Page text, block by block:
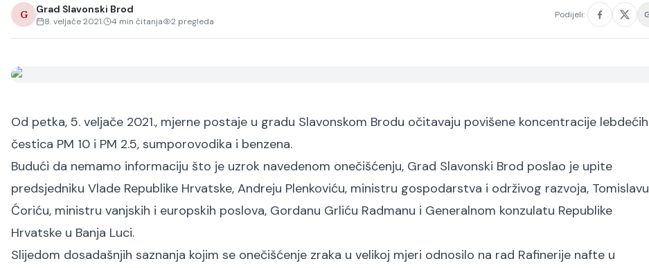
G Grad Slavonski Brod
8. veljače 2021. 4 min čitanja 2 pregleda
Podijeli:
Od petka, 5. veljače 2021., mjerne postaje u gradu Slavonskom Brodu očitavaju povišene koncentracije lebdećih
čestica PM 10 i PM 2.5, sumporovodika i benzena.
Budući da nemamo informaciju što je uzrok navedenom onečišćenju, Grad Slavonski Brod poslao je upite
predsjedniku Vlade Republike Hrvatske, Andreju Plenkoviću, ministru gospodarstva i održivog razvoja, Tomislavu
Ćoriću, ministru vanjskih i europskih poslova, Gordanu Grliću Radmanu i Generalnom konzulatu Republike
Hrvatske u Banja Luci.
Slijedom dosadašnjih saznanja kojim se onečišćenje zraka u velikoj mjeri odnosilo na rad Rafinerije nafte u